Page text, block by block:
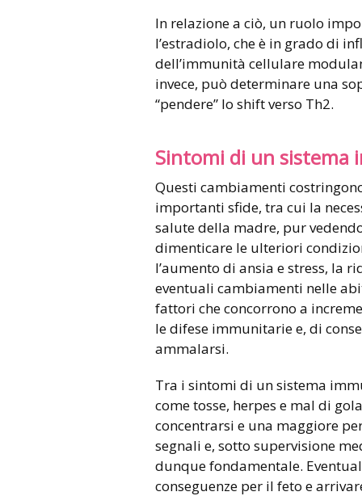
In relazione a ciò, un ruolo
l’estradiolo, che è in grado di
dell’immunità cellulare
invece, può determinare una
“pendere” lo shift verso Th2.
Sintomi di un sistema
Questi cambiamenti
importanti sfide, tra cui la
salute della madre, pur
dimenticare le ulteriori
l’aumento di ansia e stress, la
eventuali cambiamenti nelle
fattori che concorrono a
le difese immunitarie e, di
ammalarsi.
Tra i sintomi di un sistema
come tosse, herpes e mal di
concentrarsi e una maggiore
segnali e, sotto supervisione
dunque fondamentale.
conseguenze per il feto e